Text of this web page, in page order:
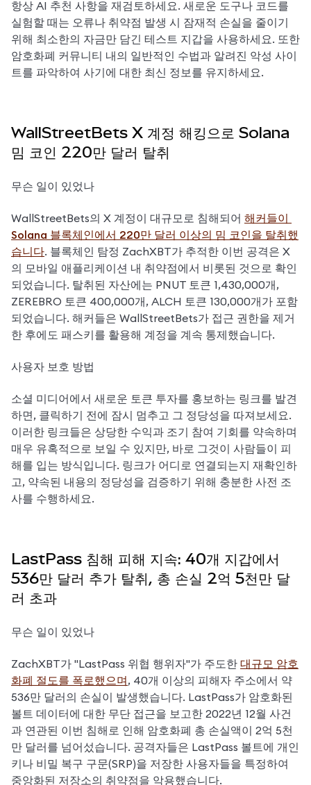
항상 AI 추천 사항을 재검토하세요. 새로운 도구나 코드를
실험할 때는 오류나 취약점 발생 시 잠재적 손실을 줄이기
위해 최소한의 자금만 담긴 테스트 지갑을 사용하세요. 또한
암호화폐 커뮤니티 내의 일반적인 수법과 알려진 악성 사이
트를 파악하여 사기에 대한 최신 정보를 유지하세요.
WallStreetBets X 계정 해킹으로 Solana
밈 코인 220만 달러 탈취
무슨 일이 있었나
WallStreetBets의 X 계정이 대규모로 침해되어 해커들이
Solana 블록체인에서 220만 달러 이상의 밈 코인을 탈취했
습니다. 블록체인 탐정 ZachXBT가 추적한 이번 공격은 X
의 모바일 애플리케이션 내 취약점에서 비롯된 것으로 확인
되었습니다. 탈취된 자산에는 PNUT 토큰 1,430,000개,
ZEREBRO 토큰 400,000개, ALCH 토큰 130,000개가 포함
되었습니다. 해커들은 WallStreetBets가 접근 권한을 제거
한 후에도 패스키를 활용해 계정을 계속 통제했습니다.
사용자 보호 방법
소셜 미디어에서 새로운 토큰 투자를 홍보하는 링크를 발견
하면, 클릭하기 전에 잠시 멈추고 그 정당성을 따져보세요.
이러한 링크들은 상당한 수익과 조기 참여 기회를 약속하며
매우 유혹적으로 보일 수 있지만, 바로 그것이 사람들이 피
해를 입는 방식입니다. 링크가 어디로 연결되는지 재확인하
고, 약속된 내용의 정당성을 검증하기 위해 충분한 사전 조
사를 수행하세요.
LastPass 침해 피해 지속: 40개 지갑에서
536만 달러 추가 탈취, 총 손실 2억 5천만 달
러 초과
무슨 일이 있었나
ZachXBT가 "LastPass 위협 행위자"가 주도한 대규모 암호
화폐 절도를 폭로했으며 , 40개 이상의 피해자 주소에서 약
536만 달러의 손실이 발생했습니다. LastPass가 암호화된
볼트 데이터에 대한 무단 접근을 보고한 2022년 12월 사건
과 연관된 이번 침해로 인해 암호화폐 총 손실액이 2억 5천
만 달러를 넘어섰습니다. 공격자들은 LastPass 볼트에 개인
키나 비밀 복구 구문(SRP)을 저장한 사용자들을 특정하여
중앙화된 저장소의 취약점을 악용했습니다.